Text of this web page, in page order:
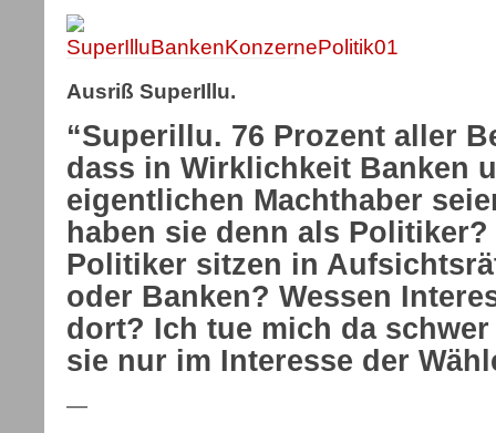
Ausriß SuperIllu.
“Superillu. 76 Prozent aller
dass in Wirklichkeit Banken
eigentlichen Machthaber
haben sie denn als
Politiker sitzen in
oder Banken? Wessen
dort? Ich tue mich da
sie nur im Interesse der
—